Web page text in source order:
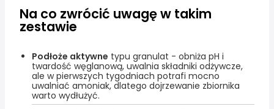
Na co zwrócić uwagę w takim
zestawie
Podłoże aktywne typu granulat - obniża pH i
twardość węglanową, uwalnia składniki odżywcze,
ale w pierwszych tygodniach potrafi mocno
uwalniać amoniak, dlatego dojrzewanie zbiornika
warto wydłużyć.